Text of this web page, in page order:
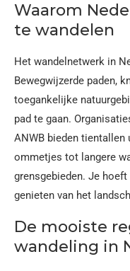
Waarom
te wandelen
Het wandelnetwerk in
Bewegwijzerde paden,
toegankelijke
pad te gaan.
ANWB bieden
ommetjes tot langere
grensgebieden. Je
genieten van het
De mooiste
wandeling in